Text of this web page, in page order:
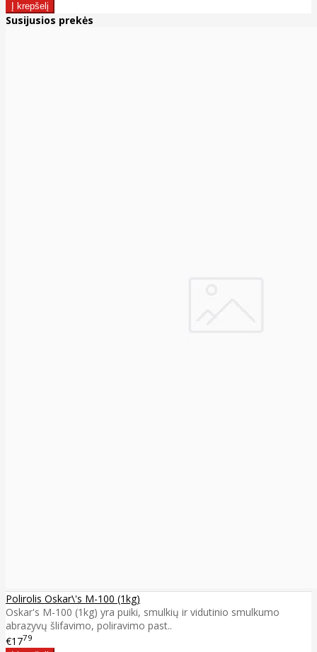
Susijusios prekės
Polirolis Oskar\'s M-100 (1kg)
Oskar's M-100 (1kg) yra puiki, smulkių ir vidutinio smulkumo
abrazyvų šlifavimo, poliravimo past..
€1779